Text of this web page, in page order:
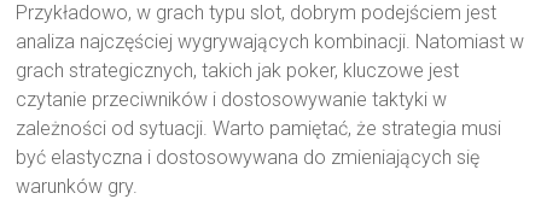
Przykładowo, w grach typu slot, dobrym podejściem jest
analiza najczęściej wygrywających kombinacji. Natomiast w
grach strategicznych, takich jak poker, kluczowe jest
czytanie przeciwników i dostosowywanie taktyki w
zależności od sytuacji. Warto pamiętać, że strategia musi
być elastyczna i dostosowywana do zmieniających się
warunków gry.